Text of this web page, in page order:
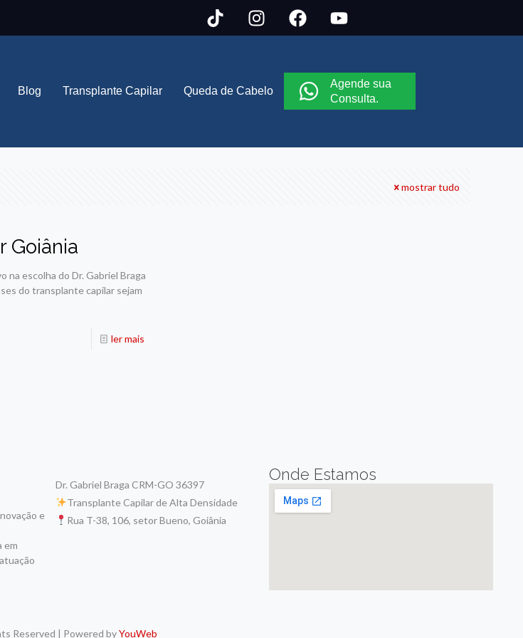
Blog Transplante Capilar Queda de Cabelo
Agende sua
Consulta.
mostrar tudo
Goiânia
escolha do Dr. Gabriel Braga
do transplante capilar sejam
ler mais
e
em
Dr. Gabriel Braga CRM-GO 36397
Transplante Capilar de Alta Densidade
Rua T-38, 106, setor Bueno, Goiânia
Onde Estamos
Reserved | Powered byYouWeb